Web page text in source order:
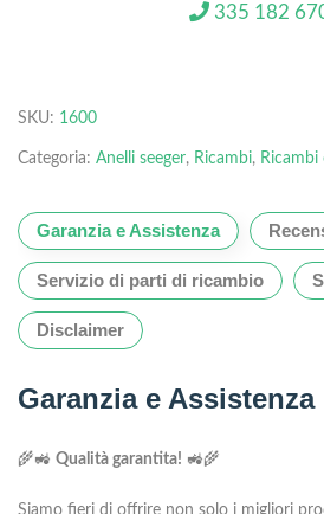
335 182
SKU: 1600
Categoria: Anelli seeger, Ricambi, Ricambi
Garanzia e Assistenza
Servizio di parti di ricambio
Disclaimer
Garanzia e Assistenza
🌾🚜 Qualità garantita! 🚜🌾